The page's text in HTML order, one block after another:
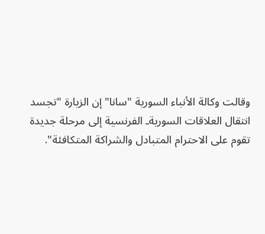
‏وقالت وكالة الأنباء السورية "سانا" إن الزيارة "تجسد
انتقال العلاقات السوريةـ الفرنسية إلى مرحلة ‌‏جديدة
تقوم على الاحترام المتبادل والشراكة المتكافئة".